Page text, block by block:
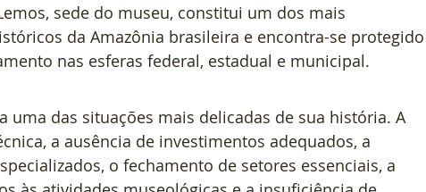
sede do museu, constitui um dos mais
da Amazônia brasileira e encontra-se protegido
nas esferas federal, estadual e municipal.
uma das situações mais delicadas de sua história. A
a ausência de investimentos adequados, a
o fechamento de setores essenciais, a